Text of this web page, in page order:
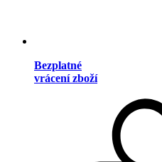
Bezplatné
vrácení zboží